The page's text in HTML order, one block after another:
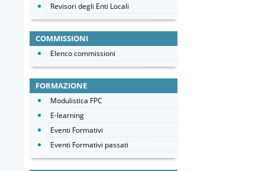
Revisori degli Enti Locali
COMMISSIONI
Elenco commissioni
FORMAZIONE
Modulistica FPC
E-learning
Eventi Formativi
Eventi Formativi passati